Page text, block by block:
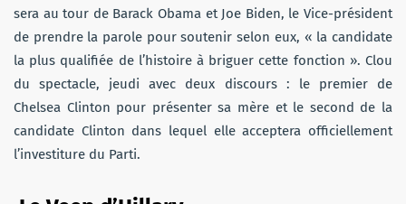
sera au tour de Barack Obama et Joe Biden, le Vice-président
de prendre la parole pour soutenir selon eux, « la candidate
la plus qualifiée de l’histoire à briguer cette fonction ». Clou
du spectacle, jeudi avec deux discours : le premier de
Chelsea Clinton pour présenter sa mère et le second de la
candidate Clinton dans lequel elle acceptera officiellement
l’investiture du Parti.